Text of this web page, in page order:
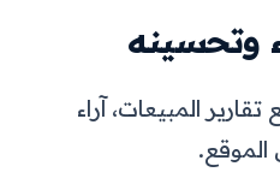
المبيعات، آراء
الموقع.